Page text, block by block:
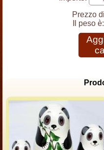
Prezzo
Il peso è: